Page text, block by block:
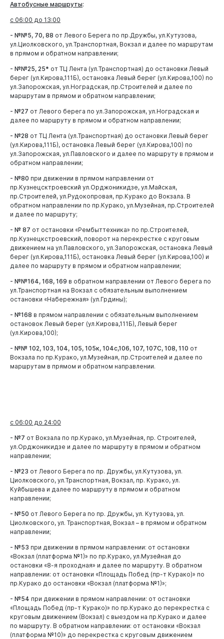
Новокузнецк
Администрация
Автобусные маршруты:
с 06:00 до 13:00
- №№5, 70, 88 от Левого Берега по пр.Дружбы, ул.Кутузова,
ул.Циолковского, ул.Транспортная, Вокзал и далее по маршрутам
в прямом и обратном направлении;
- №№25, 25* от ТЦ Лента (ул.Транспортная) до остановки Левый
берег (ул.Кирова,111Б), остановка Левый берег (ул.Кирова,100) по
ул.Запорожская, ул.Ноградская, пр.Строителей и далее по
маршрутам в прямом и обратном направлении;
- №27 от Левого берега по ул.Запорожская, ул.Ноградская и
далее по маршруту в прямом и обратном направлении;
- №28 от ТЦ Лента (ул.Транспортная) до остановки Левый берег
(ул.Кирова,111Б), остановка Левый берег (ул.Кирова,100) по
ул.Запорожская, ул.Павловского и далее по маршруту в прямом и
обратном направлении;
- №80 при движении в прямом направлении от
пр.Кузнецсктроевский ул.Орджоникидзе, ул.Майская,
пр.Строителей, ул.Рудокопровая, пр.Курако до Вокзала. В
обратном направлении по пр.Курако, ул.Музейная, пр.Строителей
и далее по маршруту;
- № 87 от остановки «Рембыттехника» по пр.Строителей,
пр.Кузнецкстроевский, поворот на перекрестке с круговым
движением на ул.Павловского, ул.Запорожская, остановка Левый
берег (ул.Кирова,111Б), остановка Левый берег (ул.Кирова,100) и
далее по маршруту в прямом и обратном направлении;
- №№164, 168, 169 в обратном направлении от Левого берега по
ул.Транспортная на Вокзал с обязательным выполнением
остановки «Набережная» (ул.Грдины);
- №168 в прямом направлении с обязательным выполнением
остановок Левый берег (ул.Кирова,111Б), Левый берег
(ул.Кирова,100);
- №№ 102, 103, 104, 105, 105к, 104с,106, 107, 107С, 108, 110 от
Вокзала по пр.Курако, ул.Музейная, пр.Строителей и далее по
маршрутам в прямом и обратном направлении.
с 06:00 до 24:00
- №7 от Вокзала по пр.Курако, ул.Музейная, пр. Строителей,
ул.Орджоникидзе и далее по маршруту в прямом и обратном
направлении;
- №23 от Левого Берега по пр. Дружбы, ул.Кутузова, ул.
Циолковского, ул.Транспортная, Вокзал, пр. Курако, ул.
Куйбышева и далее по маршруту в прямом и обратном
направлении;
- №50 от Левого Берега по пр. Дружбы, ул. Кутузова, ул.
Циолковского, ул. Транспортная, Вокзал – в прямом и обратном
направлении;
- №53 при движении в прямом направлении: от остановки
«Вокзал (платформа №1)» по пр.Курако, ул.Музейная до
остановки «8-я проходная» и далее по маршруту. В обратном
направлении: от остановки «Площадь Побед (пр-т Курако)» по
пр.Курако до остановки «Вокзал (платформа №1)»;
- №54 при движении в прямом направлении: от остановки
«Площадь Побед (пр-т Курако)» по пр.Курако до перекрестка с
круговым движением (Вокзал) с выездом на пр.Курако и далее
по маршруту. В обратном направлении: от остановки «Вокзал
(платформа №10)» до перекрестка с круговым движением